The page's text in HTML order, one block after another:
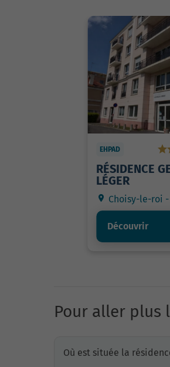
EHPAD
RÉSIDENCE
LÉGER
Choisy-le-roi -
Découvrir
Pour aller plus
Où est située la